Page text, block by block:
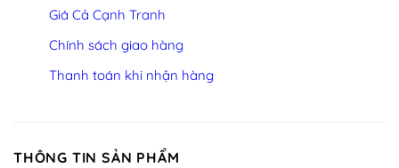
Giá Cả Cạnh Tranh
Chính sách giao hàng
Thanh toán khi nhận hàng
THÔNG TIN SẢN PHẨM